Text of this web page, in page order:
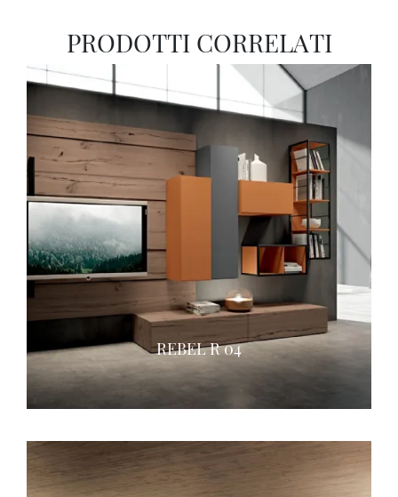
PRODOTTI CORRELATI
REBEL R 04